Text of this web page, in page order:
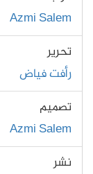
Azmi Salem
تحرير
رأفت فياض
تصميم
Azmi Salem
نشر